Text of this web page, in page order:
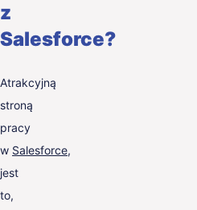
z
Salesforce?
Atrakcyjną
stroną
pracy
w Salesforce,
jest
to,